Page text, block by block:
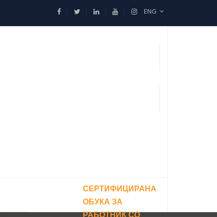
ENG
СЕРТИФИЦИРАНА
ОБУКА ЗА